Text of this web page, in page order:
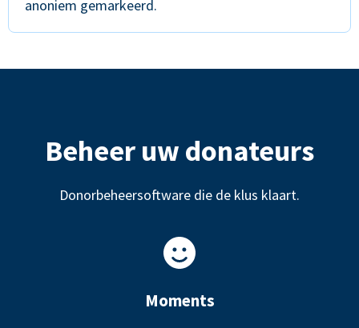
anoniem gemarkeerd.
Beheer uw donateurs
Donorbeheersoftware die de klus klaart.
Moments